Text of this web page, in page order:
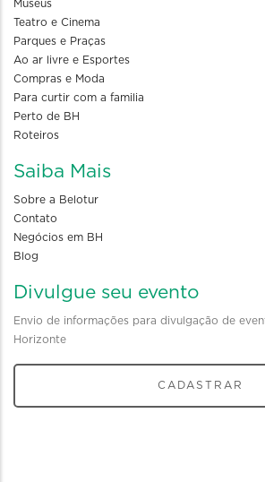
Museus
Teatro e Cinema
Parques e Praças
Ao ar livre e Esportes
Compras e Moda
Para curtir com a familia
Perto de BH
Roteiros
Saiba Mais
Sobre a Belotur
Contato
Negócios em BH
Blog
Divulgue seu evento
Envio de informações para divulgação de
Horizonte
CADASTRAR